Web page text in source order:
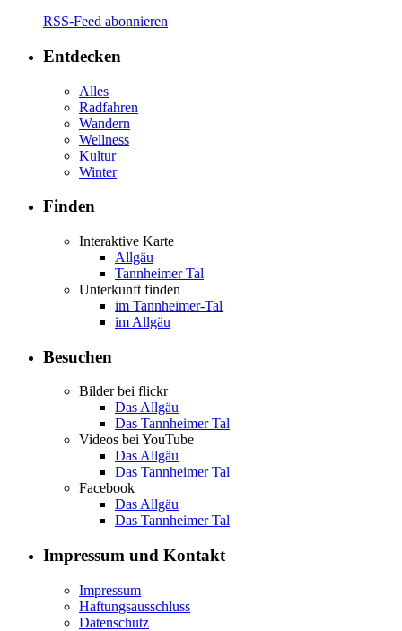
RSS-Feed abonnieren
Entdecken
Alles
Radfahren
Wandern
Wellness
Kultur
Winter
Finden
Interaktive Karte
Allgäu
Tannheimer Tal
Unterkunft finden
im Tannheimer-Tal
im Allgäu
Besuchen
Bilder bei flickr
Das Allgäu
Das Tannheimer Tal
Videos bei YouTube
Das Allgäu
Das Tannheimer Tal
Facebook
Das Allgäu
Das Tannheimer Tal
Impressum und Kontakt
Impressum
Haftungsausschluss
Datenschutz